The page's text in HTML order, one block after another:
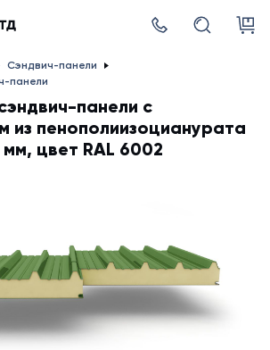
Сэндвич-панели
панели
панели с
из пенополиизоцианурата
цвет RAL 6002